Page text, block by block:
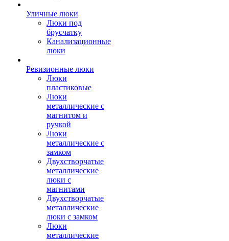
Уличные люки
Люки под
брусчатку
Канализационные
люки
Ревизионные люки
Люки
пластиковые
Люки
металлические с
магнитом и
ручкой
Люки
металлические с
замком
Двухстворчатые
металлические
люки с
магнитами
Двухстворчатые
металлические
люки с замком
Люки
металлические